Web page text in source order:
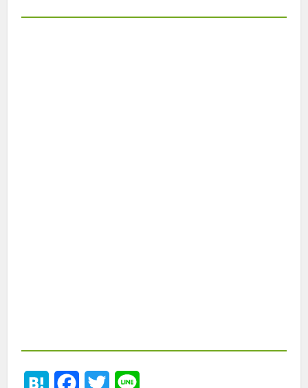
Hatena Facebook
Twitter